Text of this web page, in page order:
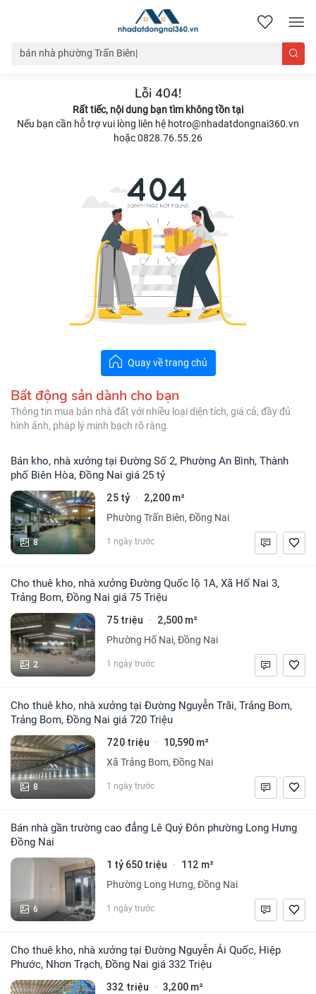
nhadatdongnai360.vn
Lỗi 404!
Rất tiếc, nội dung bạn tìm không tồn tại
Nếu bạn cần hỗ trợ vui lòng liên hệ hotro@nhadatdongnai360.vn
hoặc 0828.76.55.26
Quay về trang chủ
Bất động sản dành cho bạn
Thông tin mua bán nhà đất với nhiều loại diện tích, giá cả, đầy đủ
hình ảnh, pháp lý minh bạch rõ ràng.
Bán kho, nhà xưởng tại Đường Số 2, Phường An Bình, Thành
phố Biên Hòa, Đồng Nai giá 25 tỷ
8
25 tỷ · 2,200 m²
Phường Trấn Biên, Đồng Nai
1 ngày trước
Cho thuê kho, nhà xưởng Đường Quốc lộ 1A, Xã Hố Nai 3,
Trảng Bom, Đồng Nai giá 75 Triệu
2
75 triệu · 2,500 m²
Phường Hố Nai, Đồng Nai
1 ngày trước
Cho thuê kho, nhà xưởng tại Đường Nguyễn Trãi, Trảng Bom,
Trảng Bom, Đồng Nai giá 720 Triệu
8
720 triệu · 10,590 m²
Xã Trảng Bom, Đồng Nai
1 ngày trước
Bán nhà gần trường cao đẳng Lê Quý Đôn phường Long Hưng
Đồng Nai
6
1 tỷ 650 triệu · 112 m²
Phường Long Hưng, Đồng Nai
1 ngày trước
Cho thuê kho, nhà xưởng tại Đường Nguyễn Ái Quốc, Hiệp
Phước, Nhơn Trạch, Đồng Nai giá 332 Triệu
332 triệu · 3,200 m²